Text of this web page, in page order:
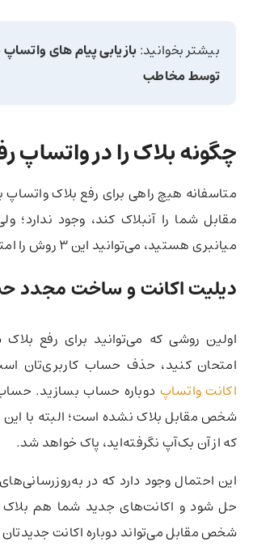
بیشتر بخوانید:بازیابی پیام های
توسط مخاطب
چگونه بلاک را در واتساپ
متاسفانه هیچ راهی برای رفع بلاک
مقابل شما را آنبلاک کند، وجود ندارد؛
میانبری هستید، می‌توانید این ۳ روش را امتحان کنید:
دیلیت اکانت و ساخت مجدد
اولین روشی که می‌توانید برای رفع
امتحان کنید، حذف حساب کاربری‌تان
اکانت واتساپ دوباره حساب بسازید.
شخص مقابل بلاک نشده است؛ البته با این
که از آن بک‌آپ نگرفته‌اید، پاک خواهد شد.
این احتمال وجود دارد که در
حل شود و اکانت‌های جدید شما هم
شخص مقابل می‌تواند دوباره اکانت جدیدتان